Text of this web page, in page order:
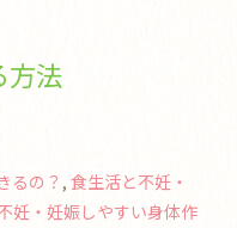
方法
るの？ , 食生活と不妊・
妊・妊娠しやすい身体作